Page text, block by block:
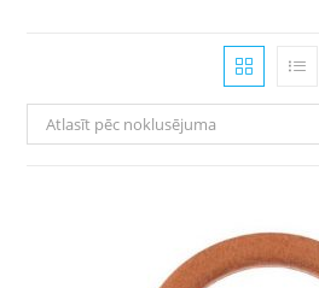
Atlasīt pēc noklusējuma